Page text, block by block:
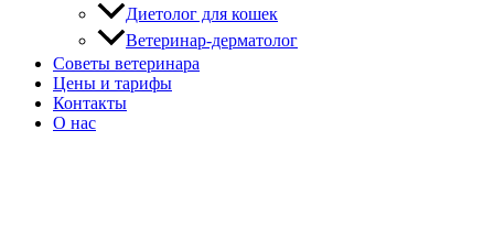
Диетолог для кошек
Ветеринар-дерматолог
Советы ветеринара
Цены и тарифы
Контакты
О нас